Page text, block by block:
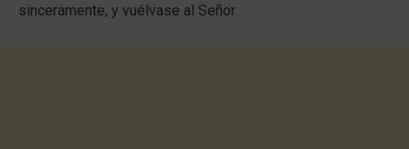
sinceramente, y vuélvase al Señor.